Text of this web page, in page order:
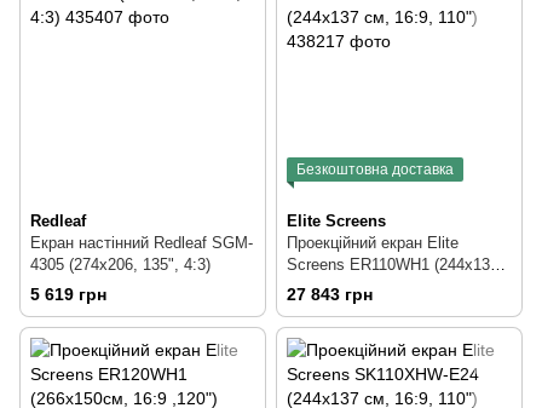
Redleaf
Екран настінний Redleaf SGM-
4305 (274х206, 135", 4:3)
5 619 грн
Безкоштовна доставка
Elite Screens
Проекційний екран Elite
Screens ER110WH1 (244x137
см, 16:9, 110")
27 843 грн